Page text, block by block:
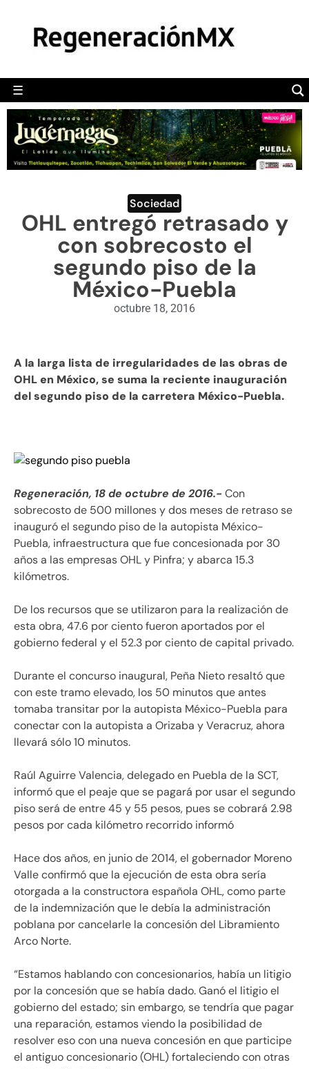
☰
POLÍTICA
CAMALEÓN
OPINIÓN
DEPORTES
ENGLISH SECTION
VIDEOS
Sociedad
OHL entregó retrasado y
con sobrecosto el
segundo piso de la
México-Puebla
octubre 18, 2016
A la larga lista de irregularidades de las obras de
OHL en México, se suma la reciente inauguración
del segundo piso de la carretera México-Puebla.
Regeneración, 18 de octubre de 2016.- Con
sobrecosto de 500 millones y dos meses de retraso se
inauguró el segundo piso de la autopista México-
Puebla, infraestructura que fue concesionada por 30
años a las empresas OHL y Pinfra; y abarca 15.3
kilómetros.
De los recursos que se utilizaron para la realización de
esta obra, 47.6 por ciento fueron aportados por el
gobierno federal y el 52.3 por ciento de capital privado.
Durante el concurso inaugural, Peña Nieto resaltó que
con este tramo elevado, los 50 minutos que antes
tomaba transitar por la autopista México-Puebla para
conectar con la autopista a Orizaba y Veracruz, ahora
llevará sólo 10 minutos.
Raúl Aguirre Valencia, delegado en Puebla de la SCT,
informó que el peaje que se pagará por usar el segundo
piso será de entre 45 y 55 pesos, pues se cobrará 2.98
pesos por cada kilómetro recorrido informó
Hace dos años, en junio de 2014, el gobernador Moreno
Valle confirmó que la ejecución de esta obra sería
otorgada a la constructora española OHL, como parte
de la indemnización que le debía la administración
poblana por cancelarle la concesión del Libramiento
Arco Norte.
“Estamos hablando con concesionarios, había un litigio
por la concesión que se había dado. Ganó el litigio el
gobierno del estado; sin embargo, se tendría que pagar
una reparación, estamos viendo la posibilidad de
resolver eso con una nueva concesión en que participe
el antiguo concesionario (OHL) fortaleciendo con otras